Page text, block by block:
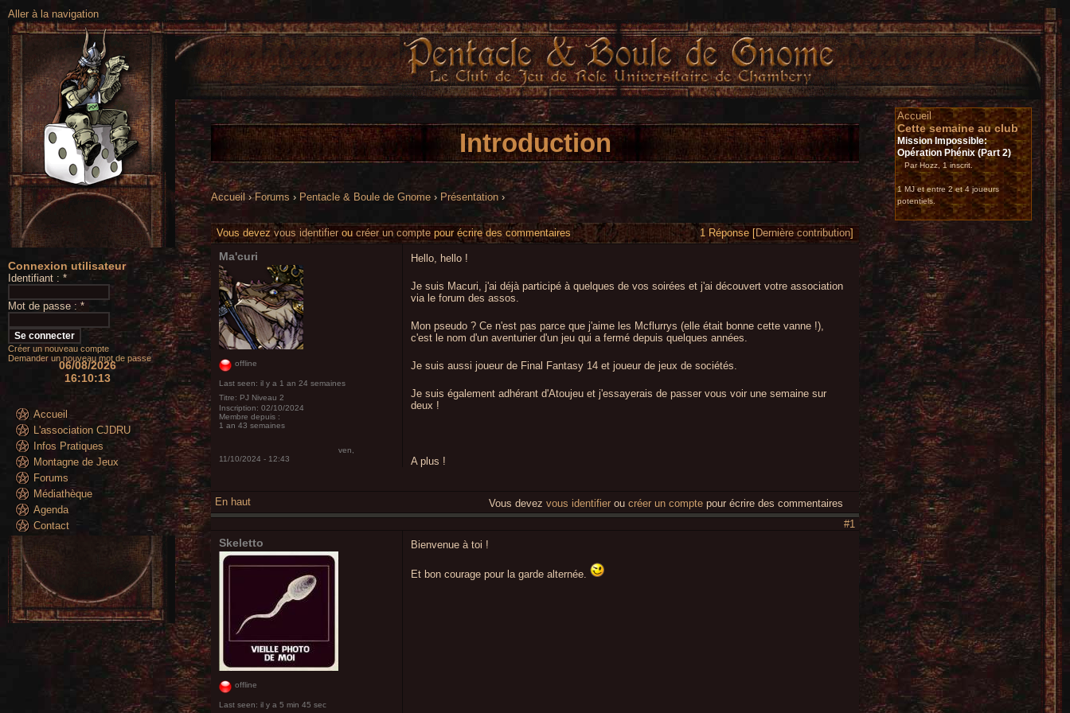
Aller à la navigation
Connexion utilisateur
Identifiant : *
Mot de passe : *
Créer un nouveau compte
Demander un nouveau mot de passe
06/08/2026
16:10:13
Accueil
L'association CJDRU
Infos Pratiques
Montagne de Jeux
Forums
Médiathèque
Agenda
Contact
Introduction
Accueil›Forums › Pentacle & Boule de Gnome › Présentation ›
Vous devez vous identifier ou créer un compte pour écrire des commentaires 1 Réponse [Dernière contribution]
Ma'curi
offline
Last seen: il y a 1 an 24 semaines
Titre: PJ Niveau 2
Inscription: 02/10/2024
Membre depuis :
1 an 43 semaines
ven,
11/10/2024 - 12:43
Hello, hello !
Je suis Macuri, j'ai déjà participé à quelques de vos soirées et j'ai découvert votre association
via le forum des assos.
Mon pseudo ? Ce n'est pas parce que j'aime les Mcflurrys (elle était bonne cette vanne !),
c'est le nom d'un aventurier d'un jeu qui a fermé depuis quelques années.
Je suis aussi joueur de Final Fantasy 14 et joueur de jeux de sociétés.
Je suis également adhérant d'Atoujeu et j'essayerais de passer vous voir une semaine sur
deux !
A plus !
En haut Vous devez vous identifier ou créer un compte pour écrire des commentaires
#1
Skeletto
offline
Last seen: il y a 5 min 45 sec
Bienvenue à toi !
Et bon courage pour la garde alternée.
Accueil
Cette semaine au club
Mission Impossible:
Opération Phénix (Part 2)
Par Hozz, 1 inscrit.
1 MJ et entre 2 et 4 joueurs
potentiels.